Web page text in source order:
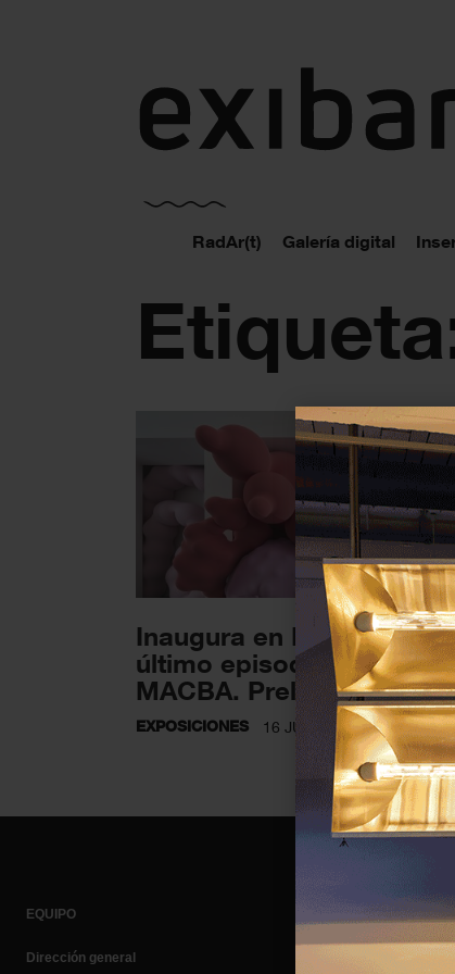
RadAr(t) Galería digital
Inaugura en Barcelona el
último episodio de
MACBA. Preludi:
EXPOSICIONES 16 JULIO 2024
EQUIPO
Dirección general